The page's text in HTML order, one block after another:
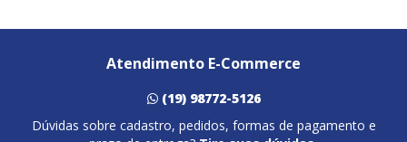
Atendimento E-Commerce
(19) 98772-5126
Dúvidas sobre cadastro, pedidos, formas de pagamento e